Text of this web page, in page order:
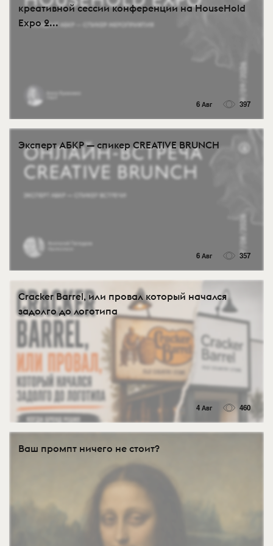
креативной сессии конференции на HouseHold
Expo 2...
6 Авг 397
Эксперт АБКР — спикер CREATIVE BRUNCH
6 Авг 357
Cracker Barrel, или провал который начался
задолго до логотипа
4 Авг 460
Ваш промпт ничего не стоит?